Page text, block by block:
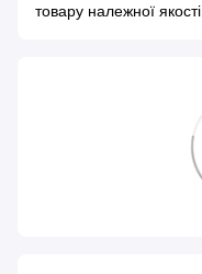
товару належної якості.